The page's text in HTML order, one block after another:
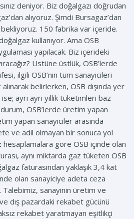
deniyor. Biz doğalgazı doğrudan
alıyoruz. Şimdi Bursagaz’dan
150 fabrika var içeride.
kullanıyor. Ama OSB
yapılacak. Biz içerideki
Üstüne üstlük, OSB’lerde
ilgili OSB’nin tüm sanayicileri
belirlerken, OSB dışında yer
ayrı ayrı yıllık tüketimleri baz
OSB’lerde üretim yapan
yapan sanayiciler arasında
ve adil olmayan bir sonuca yol
hesaplamalara göre OSB içinde olan
aynı miktarda gaz tüketen OSB
faturasından yaklaşık 3,4 kat
olan sanayiciye adeta ceza
Talebimiz, sanayinin üretim ve
dış pazardaki rekabet gücünü
rekabet yaratmayan eşitlikçi